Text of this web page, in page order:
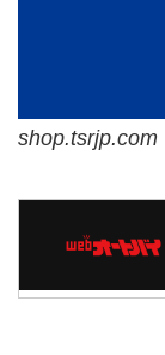
shop.tsrjp.com